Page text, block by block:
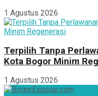
1 Agustus 2026
Terpilih Tanpa
Kota Bogor Minim
1 Agustus 2026